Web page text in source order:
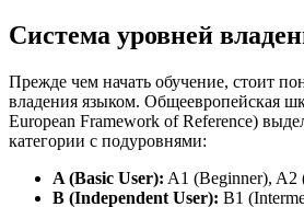
Система уровней
Прежде чем начать обучение, стоит
владения языком. Общеевропейская
European Framework of Reference)
категории с подуровнями:
A (Basic User): A1 (Beginner), A2
B (Independent User): B1